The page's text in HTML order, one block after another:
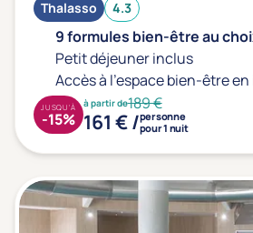
Offres spéciales Solo
Distance de chez vous
Établissements proches de
Km
Thalasso 4.3
9 formules bien-être au
Petit déjeuner inclus
Accès à l'espace bien-être
à partir de189 €
161 € /personne
pour 1 nuit
JUSQU'À
-15%